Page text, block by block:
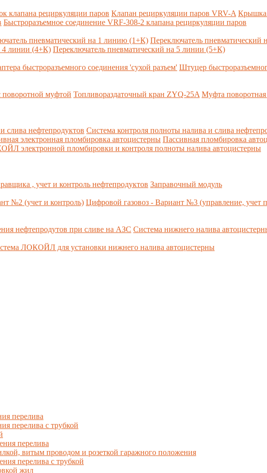
клапана рециркуляции паров Клапан рециркуляции паров VRV-A Крышка
Быстроразъемное соединение VRF-308-2 клапана рециркуляции паров
пневматический на 1 линию (1+К) Переключатель пневматический
4 линии (4+К) Переключатель пневматический на 5 линии (5+К)
быстроразъемного соединения 'сухой разъем' Штуцер
поворотной муфтой Топливораздаточный кран ZYQ-25A Муфта
слива нефтепродуктов Система контроля полноты налива и слива
электронная пломбировка автоцистерны Пассивная пломбировка
электронной пломбировки и контроля полноты налива автоцистерны
, учет и контроль нефтепродуктов Заправочный модуль
№2 (учет и контроль) Цифровой газовоз - Вариант №3 (управление, учет
нефтепродутов при сливе на АЗС Система нижнего налива
ЛОКОЙЛ для установки нижнего налива автоцистерны
перелива
перелива с трубкой
перелива
витым проводом и розеткой гаражного положения
перелива с трубкой
жил